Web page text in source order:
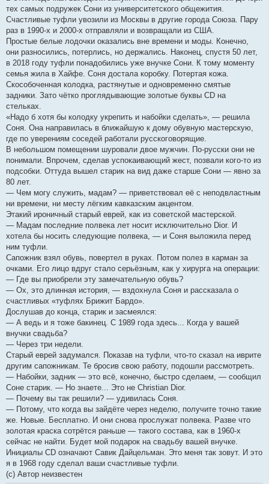
тех самых подружек Сони из университетского общежития.
Счастливые туфли увозили из Москвы в другие города Союза. Пару
раз в 1990-х и 2000-х отправляли и возвращали из США.
Простые белые лодочки оказались вне времени и моды. Конечно,
они разносились, потерлись, но держались. Наконец, спустя 50 лет,
в 2018 году туфли понадобились уже внучке Сони. К тому моменту
семья жила в Хайфе. Соня достала коробку. Потертая кожа.
Скособоченная колодка, растянутые и одновременно смятые
задники. Зато чётко проглядывающие золотые буквы CD на
стельках.
«Надо б хотя бы колодку укрепить и набойки сделать», — решила
Соня. Она направилась в ближайшую к дому обувную мастерскую,
где по уверениям соседей работали русскоговорящие.
В небольшом помещении шуровали двое мужчин. По-русски они не
понимали. Впрочем, сделав успокаивающий жест, позвали кого-то из
подсобки. Оттуда вышел старик на вид даже старше Сони — явно за
80 лет.
— Чем могу служить, мадам? — приветствовал её с неподвластным
ни времени, ни месту лёгким кавказским акцентом.
Этакий ироничный старый еврей, как из советской мастерской.
— Мадам последние полвека лет носит исключительно Dior. И
хотела бы носить следующие полвека, — и Соня выложила перед
ним туфли.
Сапожник взял обувь, повертел в руках. Потом полез в карман за
очками. Его лицо вдруг стало серьёзным, как у хирурга на операции:
— Где вы приобрели эту замечательную обувь?
— Ох, это длинная история, — вздохнула Соня и рассказала о
счастливых «туфлях Брижит Бардо».
Дослушав до конца, старик и засмеялся:
— А ведь и я тоже бакинец. С 1989 года здесь... Когда у вашей
внучки свадьба?
— Через три недели.
Старый еврей задумался. Показав на туфли, что-то сказал на иврите
другим сапожникам. Те бросив свою работу, подошли рассмотреть.
— Набойки, задник — это всё, конечно, быстро сделаем, — сообщил
Соне старик. — Но знаете... Это не Christian Dior.
— Почему вы так решили? — удивилась Соня.
— Потому, что когда вы зайдёте через неделю, получите точно такие
же. Новые. Бесплатно. И они снова прослужат полвека. Разве что
золотая краска сотрётся раньше — такого состава, как в 1960-х
сейчас не найти. Будет мой подарок на свадьбу вашей внучке.
Инициалы CD означают Савик Дайцельман. Это меня так зовут. И это
я в 1968 году сделал ваши счастливые туфли.
(с) Автор неизвестен